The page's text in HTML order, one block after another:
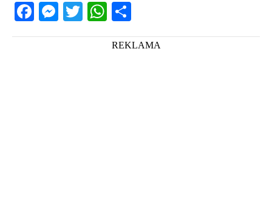
Facebook
Messenger
TwitterWhatsApp
REKLAMA